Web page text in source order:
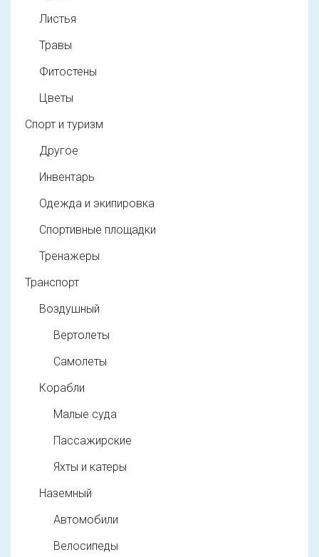
Листья
Травы
Фитостены
Цветы
Спорт и туризм
Другое
Инвентарь
Одежда и экипировка
Спортивные площадки
Тренажеры
Транспорт
Воздушный
Вертолеты
Самолеты
Корабли
Малые суда
Пассажирские
Яхты и катеры
Наземный
Автомобили
Велосипеды